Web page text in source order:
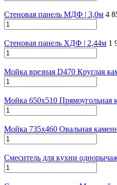
Стеновая панель МДФ | 3,0м 4
Стеновая панель ХДФ | 2,44м 1
Мойка врезная D470 Круглая
Мойка 650х510 Прямоугольная
Мойка 735х460 Овальная
Смеситель для кухни